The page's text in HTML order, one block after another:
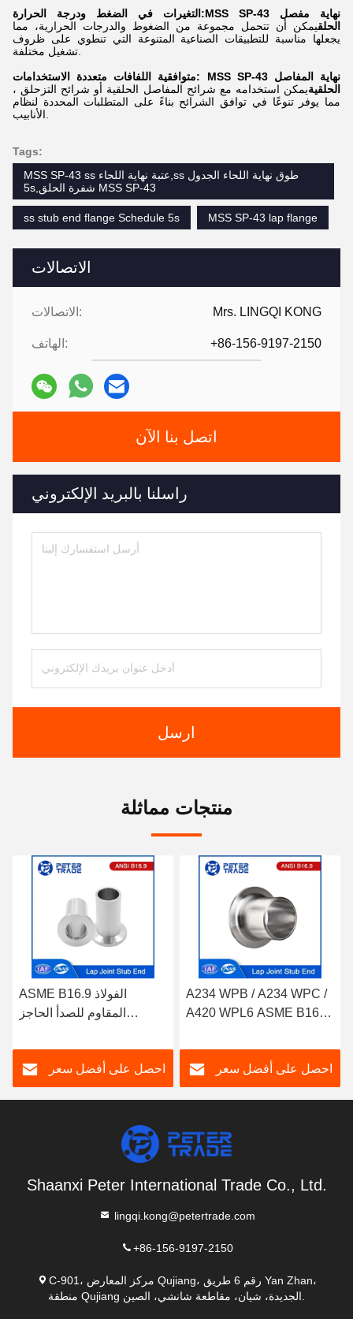
الاتصالات
الاتصالات: Mrs. LINGQI KONG
الهاتف: +86-156-9197-2150
اتصل بنا الآن
راسلنا بالبريد الإلكتروني
ارسل
التغيرات في الضغط ودرجة الحرارة:MSS SP-43 نهاية مفصل
الحلقيمكن أن تتحمل مجموعة من الضغوط والدرجات الحرارية، مما
يجعلها مناسبة للتطبيقات الصناعية المتنوعة التي تنطوي على ظروف
متوافقية اللفافات متعددة الاستخدامات: MSS SP-43 نهاية المفاصل
الحلقيةيمكن استخدامه مع شرائح المفاصل الحلقية أو شرائح التزحلق ،
مما يوفر تنوعًا في توافق الشرائح بناءً على المتطلبات المحددة لنظام
Tags:
MSS SP-43 ss عتبة نهاية اللحاء,ss طوق نهاية اللحاء الجدول
5s,شفرة الحلق MSS SP-43
ss stub end flange Schedule 5s MSS SP-43 lap flange
منتجات مماثلة
ASME B16.9 الفولاذ
المقاوم للصدأ الحاجز
التركيبات SCH40 SCH80
أنظمة الأنابيب الصناعية
احصل على أفضل سعر
A234 WPB / A234 WPC /
A420 WPL6 ASME B16.9
والكوابيس للأنظمة الأنابيب
احصل على أفضل سعر
Shaanxi Peter International Trade Co., Ltd.
lingqi.kong@petertrade.com
+86-156-9197-2150
C-901، مركز المعارض Qujiang، رقم 6 طريق Yan Zhan،